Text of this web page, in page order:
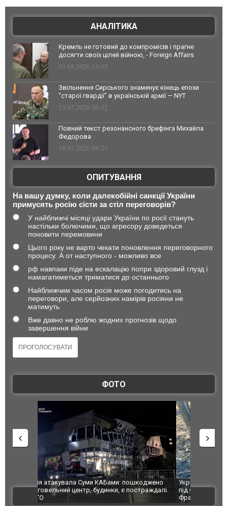
АНАЛІТИКА
Кремль не готовий до компромісів і прагне
досягти своїх цілей війною, - Foreign Affairs
03.08.2026 13:02
Звільнення Сирського знаменує кінець епохи
"старої гвардії" в українській армії — NYT
23.07.2026 10:32
Повний текст резонансного брифінга Михайла
Федорова
18.07.2026 09:27
ОПИТУВАННЯ
На вашу думку, коли далекобійні санкції України
примусять росію сісти за стіл переговорів?
У найближчі місяці удари України по росії стануть
настільки болючими, що агресору доведеться
поновити перемовини
Цього року не варто чекати поновлення переговорного
процесу. А от наступного - можливо все
рф навпаки піде на ескалацію попри здоровий глузд і
намагатиметься триматися до останнього
Найближчим часом росія може погодитись на
переговори, але серйозних намірів росіяни не
матимуть
Вже давно не роблю жодних прогнозів щодо
завершення війни
ФОТО
Українські надзвичайники врятували козуленя
під час ліквідації масштабної лісової пожежі у
Франції
СБУ за
Болгарії
ВІДЕО